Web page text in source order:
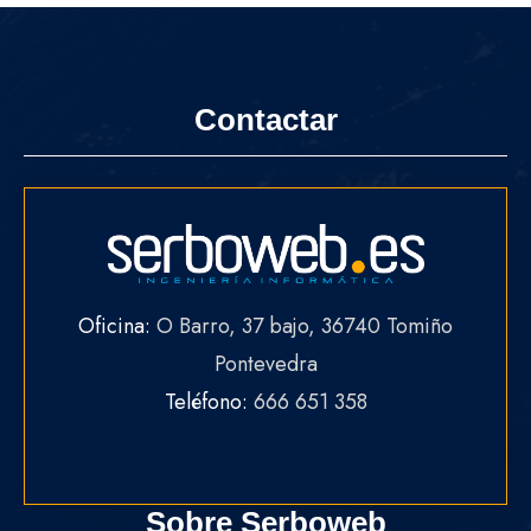
Sobre Serboweb
Contactar
Oficina: O Barro, 37 bajo, 36740 Tomiño
Pontevedra
Teléfono: 666 651 358